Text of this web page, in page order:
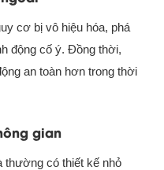
cơ bị vô hiệu hóa, phá
động cố ý. Đồng thời,
an toàn hơn trong thời
gian
thường có thiết kế nhỏ